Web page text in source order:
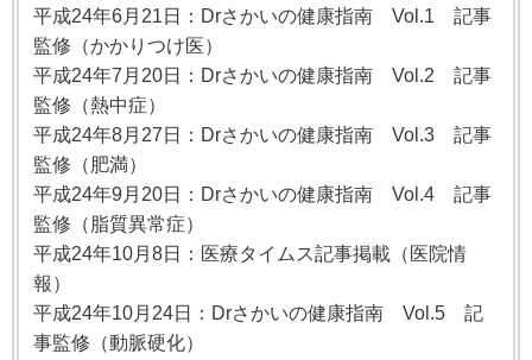
平成24年6月21日：Drさかいの健康指南 Vol.1 記事
監修（かかりつけ医）
平成24年7月20日：Drさかいの健康指南 Vol.2 記事
監修（熱中症）
平成24年8月27日：Drさかいの健康指南 Vol.3 記事
監修（肥満）
平成24年9月20日：Drさかいの健康指南 Vol.4 記事
監修（脂質異常症）
平成24年10月8日：医療タイムス記事掲載（医院情
報）
平成24年10月24日：Drさかいの健康指南 Vol.5 記
事監修（動脈硬化）